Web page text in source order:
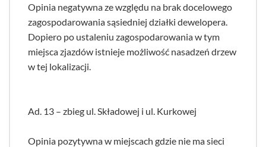
Opinia negatywna ze względu na brak docelowego
zagospodarowania sąsiedniej działki dewelopera.
Dopiero po ustaleniu zagospodarowania w tym
miejsca zjazdów istnieje możliwość nasadzeń drzew
w tej lokalizacji.
Ad. 13 – zbieg ul. Składowej i ul. Kurkowej
Opinia pozytywna w miejscach gdzie nie ma sieci